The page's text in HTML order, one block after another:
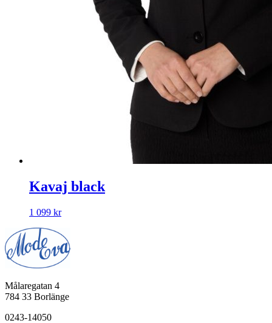
Kavaj black
1 099 kr
Målaregatan 4
784 33 Borlänge
0243-14050